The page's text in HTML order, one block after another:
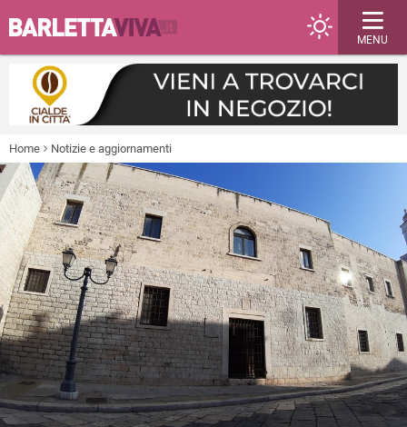
MENU
Home Notizie e aggiornamenti